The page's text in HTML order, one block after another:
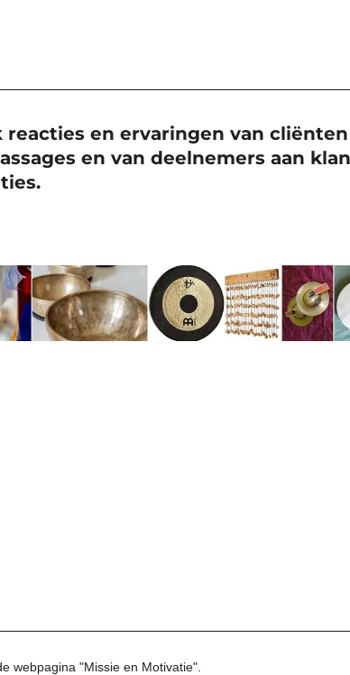
reacties en ervaringen van cliënten
en van deelnemers aan
webpagina "Missie en Motivatie".